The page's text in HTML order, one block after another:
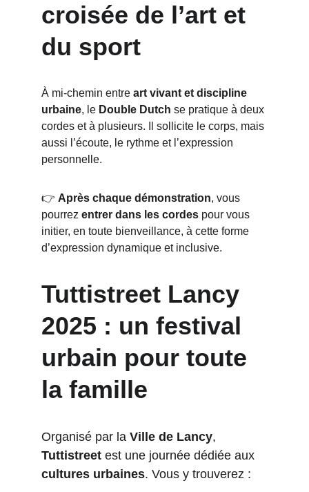
croisée de l’art et
du sport
À mi-chemin entre art vivant et discipline
urbaine, le Double Dutch se pratique à deux
cordes et à plusieurs. Il sollicite le corps, mais
aussi l’écoute, le rythme et l’expression
personnelle.
👉 Après chaque démonstration, vous
pourrez entrer dans les cordes pour vous
initier, en toute bienveillance, à cette forme
d’expression dynamique et inclusive.
Tuttistreet Lancy
2025 : un festival
urbain pour toute
la famille
Organisé par la Ville de Lancy,
Tuttistreet est une journée dédiée aux
cultures urbaines. Vous y trouverez :